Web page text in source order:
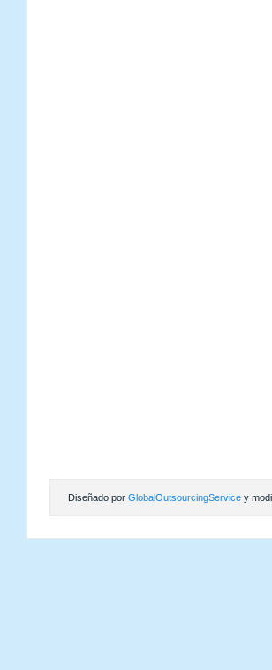
Diseñado por GlobalOutsourcingService y